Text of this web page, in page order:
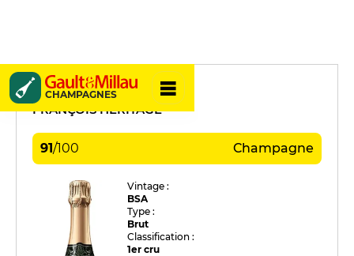
CHAMPAGNES
Yves Couvreur
FRANÇOIS HÉRITAGE
91/100 Champagne
Vintage :
BSA
Type :
Brut
Classification :
1er cru